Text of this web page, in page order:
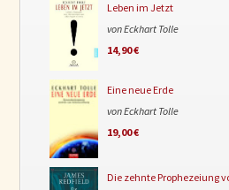
Leben im Jetzt
von Eckhart Tolle
14,90 €
Eine neue Erde
von Eckhart Tolle
19,00 €
Die zehnte Prophezeiung